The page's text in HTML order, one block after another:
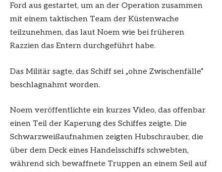
Ford aus gestartet, um an der Operation zusammen
mit einem taktischen Team der Küstenwache
teilzunehmen, das laut Noem wie bei früheren
Razzien das Entern durchgeführt habe.
Das Militär sagte, das Schiff sei „ohne Zwischenfälle“
beschlagnahmt worden.
Noem veröffentlichte ein kurzes Video, das offenbar
einen Teil der Kaperung des Schiffes zeigte. Die
Schwarzweißaufnahmen zeigten Hubschrauber, die
über dem Deck eines Handelsschiffs schwebten,
während sich bewaffnete Truppen an einem Seil auf